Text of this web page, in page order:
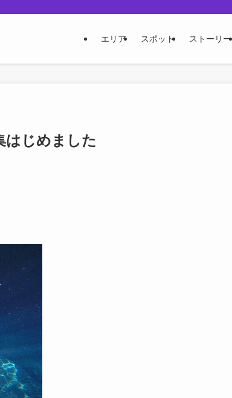
エリア スポット ストーリー
はじめました